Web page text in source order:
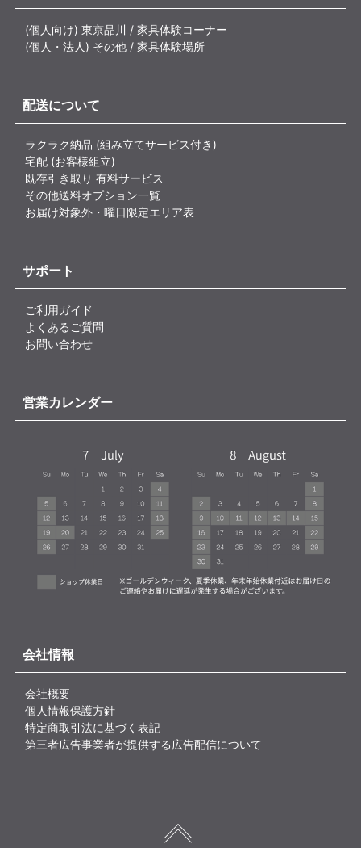
(個人向け) 東京品川 / 家具体験コーナー
(個人・法人) その他 / 家具体験場所
配送について
ラクラク納品 (組み立てサービス付き)
宅配 (お客様組立)
既存引き取り 有料サービス
その他送料オプション一覧
お届け対象外・曜日限定エリア表
サポート
ご利用ガイド
よくあるご質問
お問い合わせ
営業カレンダー
会社情報
会社概要
個人情報保護方針
特定商取引法に基づく表記
第三者広告事業者が提供する広告配信について